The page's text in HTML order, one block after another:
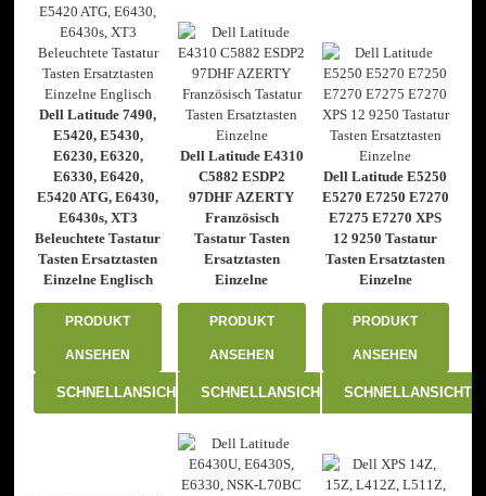
Dell Latitude 7490,
E5420, E5430,
E6230, E6320,
E6330, E6420,
E5420 ATG, E6430,
E6430s, XT3
Beleuchtete Tastatur
Tasten Ersatztasten
Einzelne Englisch
PRODUKT
ANSEHEN
SCHNELLANSICHT
Dell Latitude E4310
C5882 ESDP2
97DHF AZERTY
Französisch
Tastatur Tasten
Ersatztasten
Einzelne
PRODUKT
ANSEHEN
SCHNELLANSICHT
Dell Latitude E5250
E5270 E7250 E7270
E7275 E7270 XPS
12 9250 Tastatur
Tasten Ersatztasten
Einzelne
PRODUKT
ANSEHEN
SCHNELLANSICHT